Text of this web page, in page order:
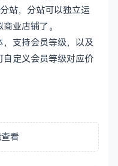
站，分站可以独立运
业店铺了。
支持会员等级，以及
定义会员等级对应价
看